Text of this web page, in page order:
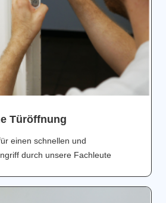
Türöffnung
einen schnellen und
durch unsere Fachleute